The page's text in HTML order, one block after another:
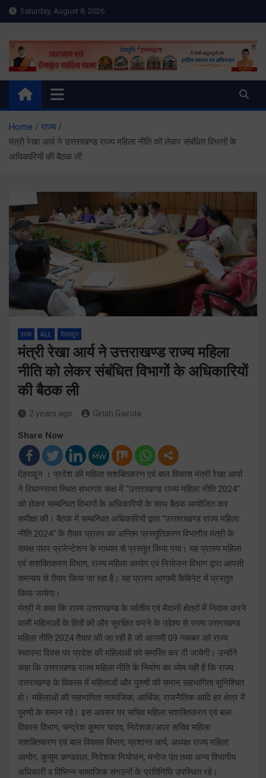
Skip
to
Saturday, August 8, 2026
Meru Raibar | Uttarakhand
News | Uttarkashi News
meruraibar.com
Home
राज्य
मंत्री रेखा आर्य ने उत्तराखण्ड राज्य महिला नीति को लेकर संबंधित विभागों के
अधिकारियों की बैठक ली
राज्य ALL देहरादून
मंत्री रेखा आर्य ने उत्तराखण्ड राज्य महिला
नीति को लेकर संबंधित विभागों के अधिकारियों
की बैठक ली
2 years ago Girish Gairola
Share Now
देहरादून । प्रदेश की महिला सशक्तिकरण एवं बाल विकास मंत्री रेखा आर्या
ने विधानसभा स्थित सभागार कक्ष में “उत्तराखण्ड राज्य महिला नीति 2024“
को लेकर सम्बन्धित विभागों के अधिकारियों के साथ बैठक आयोजित कर
समीक्षा की। बैठक में सम्बन्धित अधिकारियों द्वारा “उत्त्तराखण्ड राज्य महिला
नीति 2024“ के तैयार प्रारुप का अन्तिम प्रस्तुतिकरण विभागीय मंत्री के
समक्ष पावर प्रजेन्टेशन के माध्यम से प्रस्तुत किया गया। यह प्रारुप महिला
एवं सशक्तिकरण विभाग, राज्य महिला आयोग एवं नियोजन विभाग द्वारा आपसी
समन्वय से तैयार किया जा रहा है। यह प्रारुप आगामी कैबिनेट में प्रस्तुत
किया जायेगा।
मंत्री ने कहा कि राज्य उत्तराखण्ड के पर्वतीय एवं मैदानी क्षेत्रों में निवास करने
वाली महिलाओं के हितों को और सुरक्षित करने के उद्देश्य से राज्य उत्तराखण्ड
महिला नीति 2024 तैयार की जा रही है जो आगामी 09 नवम्बर को राज्य
स्थापना दिवस पर प्रदेश की महिलाओं को समर्पित कर दी जायेगी। उन्होंने
कहा कि उत्तराखण्ड राज्य महिला नीति के निर्माण का ध्येय यही है कि राज्य
उत्तराखण्ड के विकास में महिलाओं और पुरुषों की समान सहभागिता सुनिश्चित
हो। महिलाओं की सहभागिता सामाजिक, आर्थिक, राजनैतिक आदि हर क्षेत्र में
पुरुषों के समान रहे। इस अवसर पर सचिव महिला सशक्तिकरण एवं बाल
विकास विभाग, चन्द्रेश कुमार यादव, निदेशक/अपर सचिव महिला
सशक्तिकरण एवं बाल विकास विभाग, प्रशान्त आर्य, अध्यक्ष राज्य महिला
आयोग, कुसुम कण्डवाल, निदेशक नियोजन, मनोज पंत तथा अन्य विभागीय
अधिकारी व विभिन्न सामाजिक संगठनों के प्रतिनिधि उपस्थित रहे।